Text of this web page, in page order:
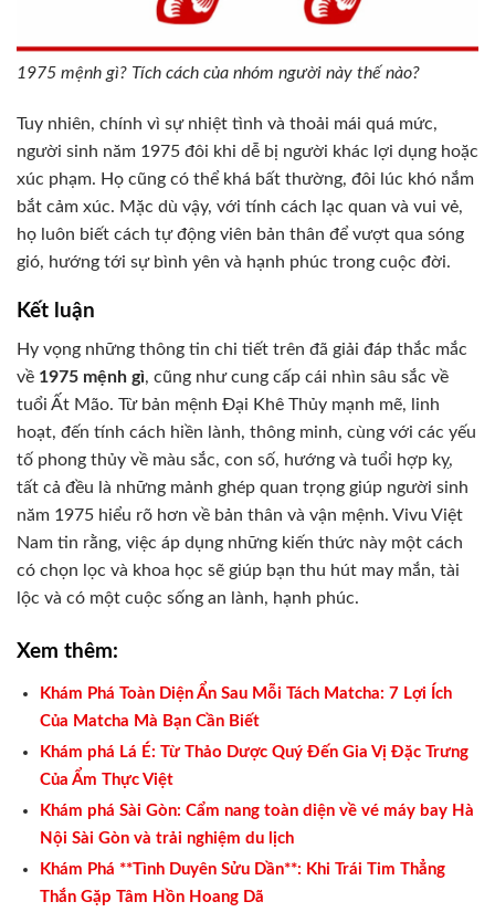
1975 mệnh gì? Tích cách của nhóm người này thế nào?
Tuy nhiên, chính vì sự nhiệt tình và thoải mái quá mức,
người sinh năm 1975 đôi khi dễ bị người khác lợi dụng hoặc
xúc phạm. Họ cũng có thể khá bất thường, đôi lúc khó nắm
bắt cảm xúc. Mặc dù vậy, với tính cách lạc quan và vui vẻ,
họ luôn biết cách tự động viên bản thân để vượt qua sóng
gió, hướng tới sự bình yên và hạnh phúc trong cuộc đời.
Kết luận
Hy vọng những thông tin chi tiết trên đã giải đáp thắc mắc
về 1975 mệnh gì, cũng như cung cấp cái nhìn sâu sắc về
tuổi Ất Mão. Từ bản mệnh Đại Khê Thủy mạnh mẽ, linh
hoạt, đến tính cách hiền lành, thông minh, cùng với các yếu
tố phong thủy về màu sắc, con số, hướng và tuổi hợp kỵ,
tất cả đều là những mảnh ghép quan trọng giúp người sinh
năm 1975 hiểu rõ hơn về bản thân và vận mệnh. Vivu Việt
Nam tin rằng, việc áp dụng những kiến thức này một cách
có chọn lọc và khoa học sẽ giúp bạn thu hút may mắn, tài
lộc và có một cuộc sống an lành, hạnh phúc.
Xem thêm:
Khám Phá Toàn Diện Ẩn Sau Mỗi Tách Matcha: 7 Lợi Ích
Của Matcha Mà Bạn Cần Biết
Khám phá Lá É: Từ Thảo Dược Quý Đến Gia Vị Đặc Trưng
Của Ẩm Thực Việt
Khám phá Sài Gòn: Cẩm nang toàn diện về vé máy bay Hà
Nội Sài Gòn và trải nghiệm du lịch
Khám Phá **Tình Duyên Sửu Dần**: Khi Trái Tim Thẳng
Thắn Gặp Tâm Hồn Hoang Dã